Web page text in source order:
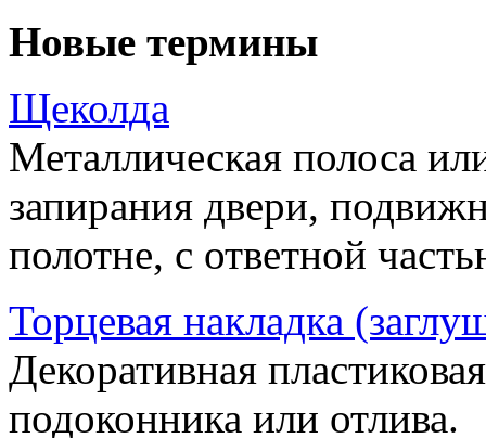
Новые термины
Щеколда
Металлическая полоса
запирания двери,
полотне, с ответной
Торцевая накладка
Декоративная
подоконника или отлива.